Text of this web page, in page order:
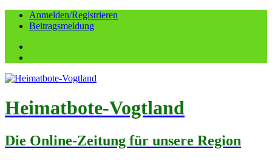
Anmelden/Registrieren
Beitragsmeldung
Heimatbote-Vogtland
Die Online-Zeitung für unsere Region